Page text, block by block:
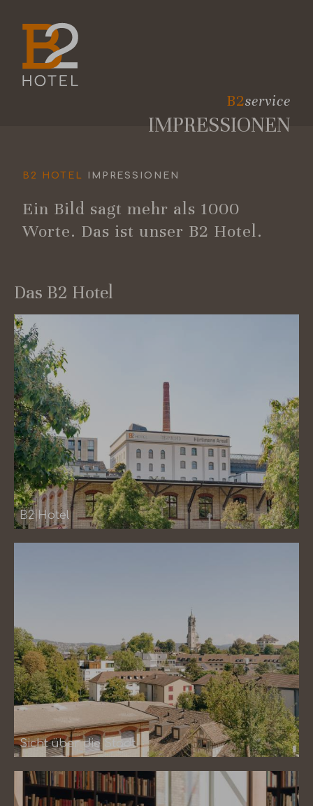
B2service
IMPRESSIONEN
B2 HOTEL IMPRESSIONEN
Ein Bild sagt mehr als 1000
Worte. Das ist unser B2 Hotel.
Das B2 Hotel
B2 Hotel
Sicht über die Stadt